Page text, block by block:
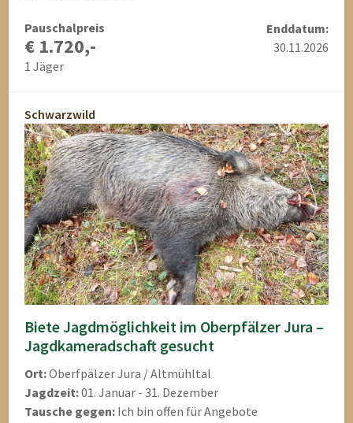
Pauschalpreis
€ 1.720,-
1 Jäger
Enddatum:
30.11.2026
Schwarzwild
Biete Jagdmöglichkeit im Oberpfälzer Jura –
Jagdkameradschaft gesucht
Ort:Oberfpälzer Jura / Altmühltal
Jagdzeit:01. Januar - 31. Dezember
Tausche gegen: Ich bin offen für Angebote